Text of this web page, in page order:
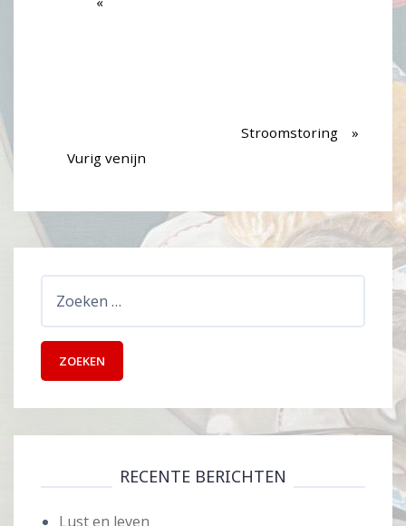
Vurig venijn
Stroomstoring
RECENTE BERICHTEN
Lust en leven